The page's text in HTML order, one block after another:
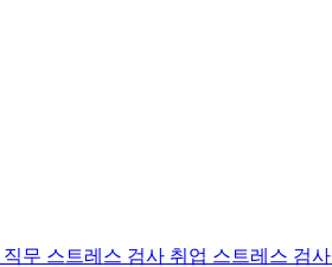
직무 스트레스 검사 취업 스트레스 검사